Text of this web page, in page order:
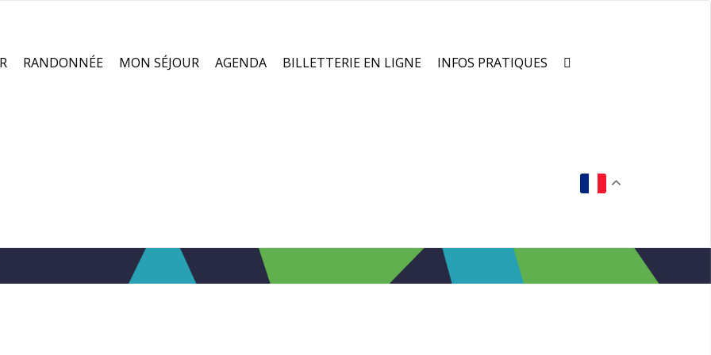
RANDONNÉE MON SÉJOUR AGENDA BILLETTERIE EN LIGNE INFOS PRATIQUES